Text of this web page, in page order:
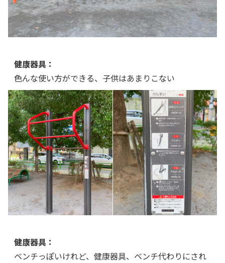
健康器具：
色んな使い方ができる、子供はあまりこない
健康器具：
ベンチっぽいけれど、健康器具、ベンチ代わりにされ